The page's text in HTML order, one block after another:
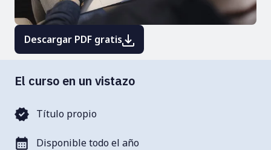
Descargar PDF gratis
El curso en un vistazo
Título propio
Disponible todo el año